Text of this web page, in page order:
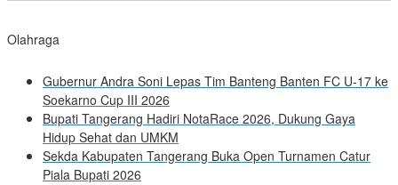
Olahraga
Gubernur Andra Soni Lepas Tim Banteng Banten FC U-17 ke
Soekarno Cup III 2026
Bupati Tangerang Hadiri NotaRace 2026, Dukung Gaya
Hidup Sehat dan UMKM
Sekda Kabupaten Tangerang Buka Open Turnamen Catur
Piala Bupati 2026